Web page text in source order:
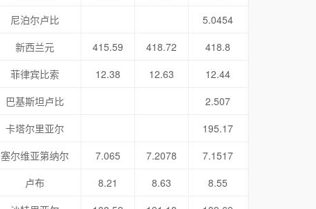
尼泊尔卢比
5.0454
新西兰元
415.59 418.72
418.8
菲律宾比索
12.38 12.63
12.44
巴基斯坦卢比
2.507
卡塔尔里亚尔
195.17
塞尔维亚第纳尔
7.065 7.2078
7.1517
卢布
8.21 8.63
8.55